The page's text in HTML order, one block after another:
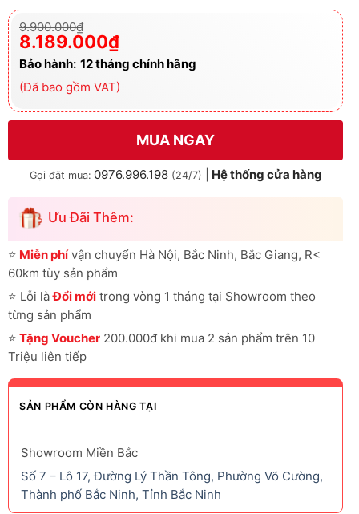
9.900.000₫
Giá
gốc
là:
9.900.000₫.
8.189.000₫
Giá
hiện
tại
là:
8.189.000₫.
Bảo hành: 12tháng chính hãng
(Đã bao gồm VAT)
MUA NGAY
Gọi đặt mua: 0976.996.198 (24/7) Hệ thống cửa hàng
Ưu Đãi Thêm:
⭐ Miễn phívận chuyển Hà Nội, Bắc Ninh, Bắc Giang, R<
60km tùy sản phẩm
⭐ Lỗi làĐổi mới trong vòng 1 tháng tại Showroom theo
từng sản phẩm
⭐ Tặng Voucher 200.000đ khi mua 2 sản phẩm trên 10
Triệu liên tiếp
SẢN PHẨM CÒN HÀNG TẠI
Showroom Miền Bắc
Số 7 – Lô 17, Đường Lý Thần Tông, Phường Võ Cường,
Thành phố Bắc Ninh, Tỉnh Bắc Ninh